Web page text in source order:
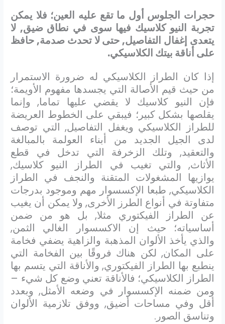
حجرات الجلوس أول ما تقع عليه العين؛ فلا يمكن
تجربة النيو كلاسيك فيها سوى في نطاق ضيق, لا
يتعدى إغفال التفاصيل, حتى لا تحدث صدمة, حافظ
على أناقة بيتك الكلاسيكي.
إذا كان الطراز الكلاسيكي له ضرورة الاستمرار
من حيث قيم الأصالة التي يجسدها مفهوم الأويمة؛
فإن النيو كلاسيك لا يقضي عليها تماما, وإنما
يقلصها بشكل كبير؛ فيبقي على الخطوط العريضة
للطراز الكلاسيكي ويغفل التفاصيل, التي توصف
لدى الجيل الجديد من أبناء العولمة بالمبالغة
والتعقيد, وتلك الزخرفة التي تدخل في قطع
الأثاث, والتي تغيب في الطراز النيو كلاسيك,
يوازيها المشغولات المتقنة والنجف في الطراز
الكلاسيكي, طبعا الإكسسوار مهم وموجود بدرجات
متفاوتة في أنواع الطرز الأخرى, ولا يمكن أن يغيب
عن الطراز الفيكتوري مثلا, بل هو من ضمن
أساسياته؛ حيث إن الاكسسوار الغالي الثمن,
والذي يأخذ الألوان المذهبة والزاهية يضفي فخامة
على المكان, لكن هناك فروقًا بين الفخامة التي
ينطبع بها الطراز الفيكتوري, والأناقة التي يتسم بها
الطراز الكلاسيكي؛ فالأناقة تعني وضع كل شيء –
ومن ضمنه الإكسسوار في وضعه الأمثل, وبعدد
أقل وفي مساحات أضيق, ووفق تلازمية الألوان
وتناسق الصور.